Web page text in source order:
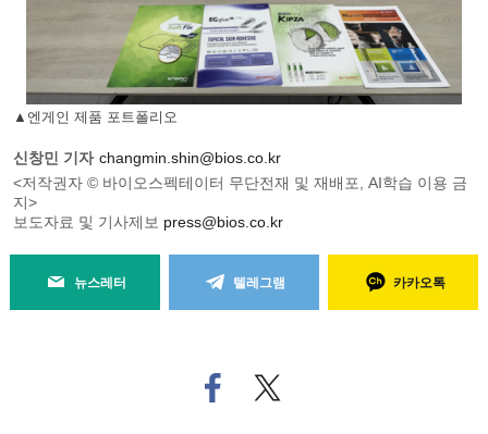
▲엔게인 제품 포트폴리오
신창민 기자 changmin.shin@bios.co.kr
<저작권자 © 바이오스펙테이터 무단전재 및 재배포, AI학습 이용 금
지>
보도자료 및 기사제보 press@bios.co.kr
뉴스레터 텔레그램 카카오톡
페
이
트위
터로